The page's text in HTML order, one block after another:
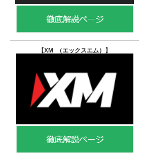
【XM （エックスエム） 】